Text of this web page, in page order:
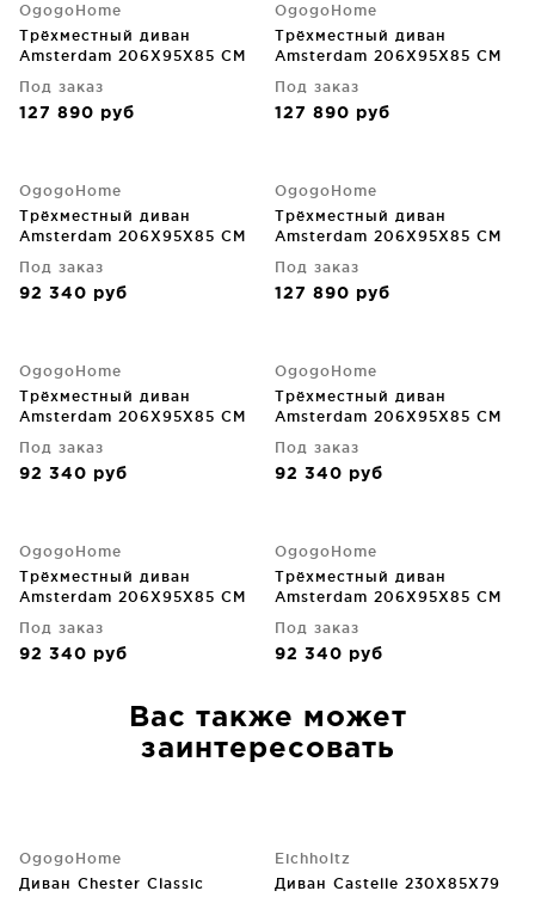
OgogoHome
Трёхместный диван
Amsterdam 206X95X85 CM
Под заказ
127 890 руб
OgogoHome
Трёхместный диван
Amsterdam 206X95X85 CM
Под заказ
127 890 руб
OgogoHome
Трёхместный диван
Amsterdam 206X95X85 CM
Под заказ
92 340 руб
OgogoHome
Трёхместный диван
Amsterdam 206X95X85 CM
Под заказ
127 890 руб
OgogoHome
Трёхместный диван
Amsterdam 206X95X85 CM
Под заказ
92 340 руб
OgogoHome
Трёхместный диван
Amsterdam 206X95X85 CM
Под заказ
92 340 руб
OgogoHome
Трёхместный диван
Amsterdam 206X95X85 CM
Под заказ
92 340 руб
OgogoHome
Трёхместный диван
Amsterdam 206X95X85 CM
Под заказ
92 340 руб
Вас также может
заинтересовать
OgogoHome
Диван Chester Classic
Eichholtz
Диван Castelle 230X85X79